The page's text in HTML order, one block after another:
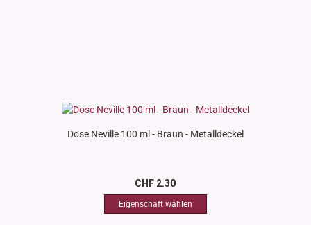
Dose Neville 100 ml - Braun - Metalldeckel
CHF 2.30